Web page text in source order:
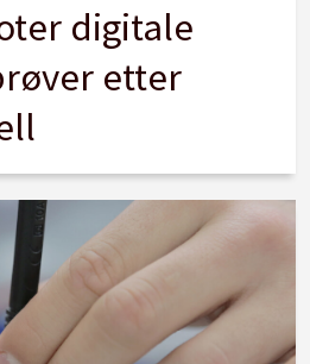
digitale
etter